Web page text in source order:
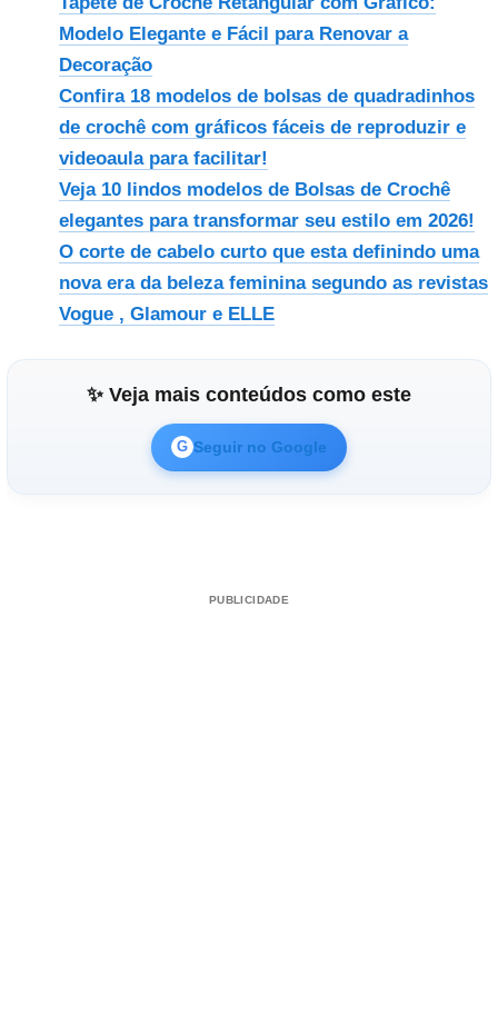
Modelo Elegante e Fácil para Renovar a
Decoração
Confira 18 modelos de bolsas de quadradinhos
de crochê com gráficos fáceis de reproduzir e
videoaula para facilitar!
Veja 10 lindos modelos de Bolsas de Crochê
elegantes para transformar seu estilo em 2026!
O corte de cabelo curto que esta definindo uma
nova era da beleza feminina segundo as revistas
Vogue , Glamour e ELLE
✨ Veja mais conteúdos como este
G Seguir no Google
PUBLICIDADE